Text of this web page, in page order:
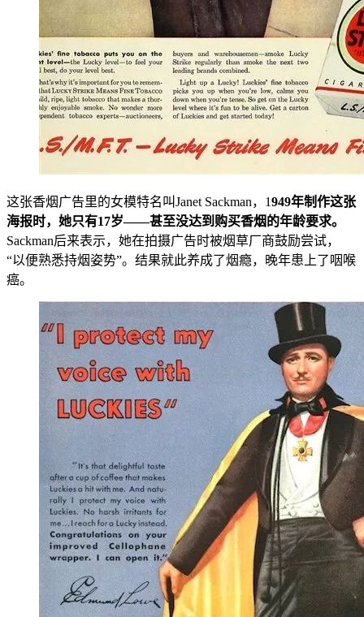
这张香烟广告里的女模特名叫Janet Sackman，1949年制作这张
海报时，她只有17岁——甚至没达到购买香烟的年龄要求。
Sackman后来表示，她在拍摄广告时被烟草厂商鼓励尝试，
“以便熟悉持烟姿势”。结果就此养成了烟瘾，晚年患上了咽喉
癌。